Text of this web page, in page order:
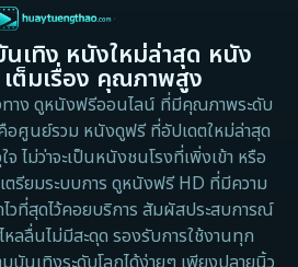
เทิง หนังใหม่ล่าสุด หนัง
ต็มเรื่อง คุณภาพสูง
าง ดูหนังฟรีออนไลน์ ที่มีคุณภาพระดับ
อศูนย์รวม หนังดูฟรี ที่อัปเดตใหม่ล่าสุด
ไม่ว่าจะเป็นหนังชนโรงที่เพิ่งเข้า หรือ
ตรียมระบบการ ดูหนังฟรี HD ที่มีความ
ไวที่สุดไว้คอยบริการ สัมผัสประสบการณ์
ลลื่นไม่มีสะดุด รองรับการใช้งานทุก